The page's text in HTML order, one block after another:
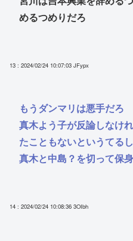
めるつめりだろ
13 : 2024/02/24 10:07:03 JFypx
もうダンマリは悪手だろ
真木よう子が反論しなけ
たこともないというてる
真木と中島？を切って保
14 : 2024/02/24 10:08:36 3OIbh